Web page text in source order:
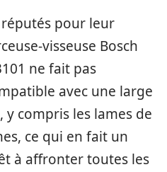
pour leur
visseuse Bosch
ne fait pas
avec une large
y compris les lames de
ce qui en fait un
à affronter toutes les